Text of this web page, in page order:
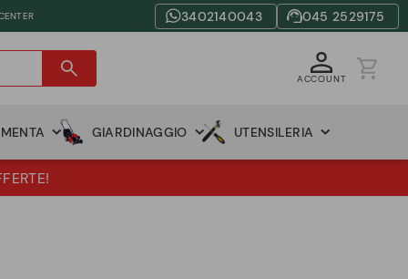
3402140043 045 2529175
ACCOUNT
GIARDINAGGIO UTENSILERIA